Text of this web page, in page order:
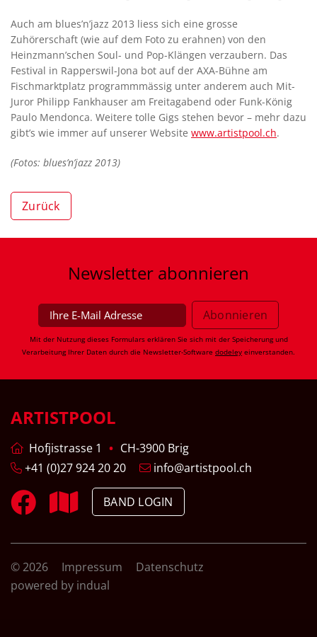
Auch am blues’n’jazz 2013 liess sich eine grosse
Zuhörerschaft (wie auf dem Foto zu erahnen) von den
Heinzmann’schen Soul- und Pop-Klängen verzaubern. Das
Festival in Rapperswil-Jona bot auf der AXA-Bühne am
Fischmarktplatz programmmässig unter anderem auch Mit-
Juror Philipp Fankhauser am Freitagabend oder Funk-König
Paulo Mendonca. Weitere tolle Gigs stehen bevor – mehr dazu
gibt’s wie immer auf unserer Website www.artistpool.ch.
(Fotos: blues’n’jazz 2013)
Zurück
Newsletter abonnieren
Mit der Nutzung dieses Formulars erklären Sie sich mit der Speicherung und
Verarbeitung Ihrer Daten durch die Newsletter-Software dodeley einverstanden.
ARTISTPOOL
Hofjistrasse 1
CH-3900 Brig
+41 (0)27 924 20 20
info@artistpool.ch
BAND LOGIN
© 2026 Impressum
Datenschutz
powered by indual